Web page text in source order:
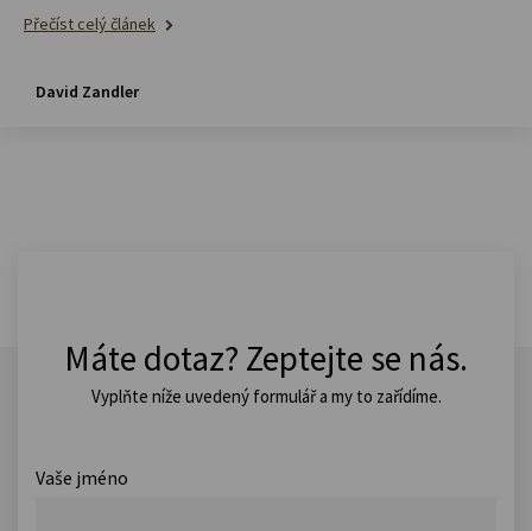
Přečíst celý článek
David Zandler
Máte dotaz? Zeptejte se nás.
Vyplňte níže uvedený formulář a my to zařídíme.
Vaše jméno